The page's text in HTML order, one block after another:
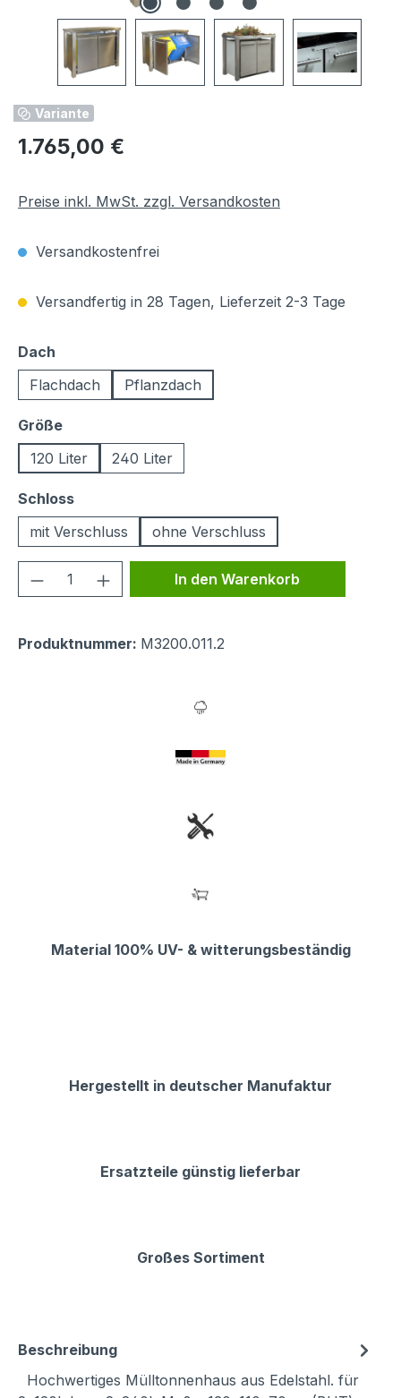
Variante
Regulärer Preis:
1.765,00 €
Preise inkl. MwSt. zzgl. Versandkosten
Versandkostenfrei
Versandfertig in 28 Tagen, Lieferzeit 2-3 Tage
Dach
Flachdach
Pflanzdach
Größeauswählen
120 Liter
240 Liter
Schlossauswählen
mit Verschluss
ohne Verschluss
Produkt Anzahl: Gib den
In den Warenkorb
Produktnummer: M3200.011.2
Material 100% UV- & witterungsbeständig
Hergestellt in deutscher Manufaktur
Ersatzteile günstig lieferbar
Großes Sortiment
Beschreibung
Hochwertiges Mülltonnenhaus aus Edelstahl. für